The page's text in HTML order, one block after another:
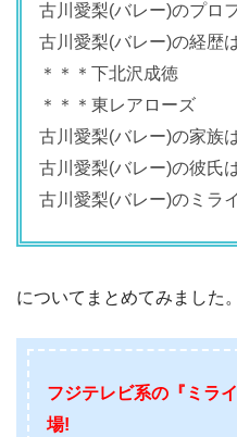
古川愛梨(バレー)のプロ
古川愛梨(バレー)の経歴
＊＊＊下北沢成徳
＊＊＊東レアローズ
古川愛梨(バレー)の家族
古川愛梨(バレー)の彼氏
古川愛梨(バレー)のミラ
についてまとめてみました。
フジテレビ系の『ミラ
場!